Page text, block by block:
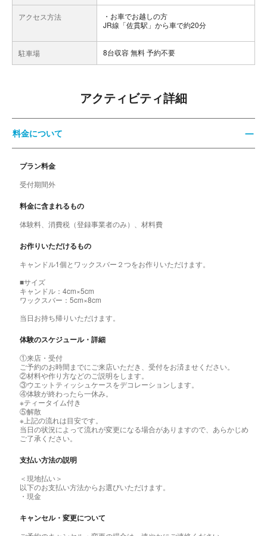
アクセス方法
お車でお越しの方
JR線「佐貫駅」から車で約20分
駐車場 8台収容 無料 予約不要
アクティビティ詳細
料金について
プラン料金
受付期間外
料金に含まれるもの
体験料、消費税（登録事業者のみ）、材料費
お作りいただけるもの
キャンドル1個とワックスバー２つをお作りいただけます。
■サイズ
キャンドル：4cm×5cm
ワックスバー：5cm×8cm
当日お持ち帰りいただけます。
体験のスケジュール・詳細
①来店・受付
ご予約のお時間までにご来店いただき、受付をお済ませください。
②材料や作り方などのご説明をします。
③ウエットティッシュケースをデコレーションします。
④体験が終わったら一休み。
※ティータイム付き
⑤解散
※上記の流れは目安です。
当日の状況によって流れが変更になる場合がありますので、あらかじめ
ご了承ください。
支払い方法の説明
＜現地払い＞
以下のお支払い方法からお選びいただけます。
・現金
キャンセル・変更について